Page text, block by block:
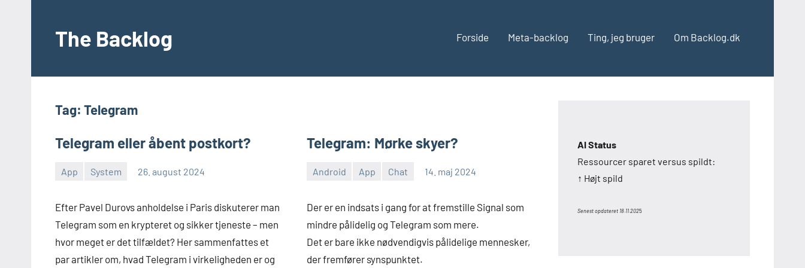
The Backlog Forside Meta-backlog Ting, jeg bruger Om Backlog.dk
Tag: Telegram
Telegram eller åbent postkort?
App System 26. august 2024
Morten
Johansen
Efter Pavel Durovs anholdelse i Paris diskuterer man
Telegram som en krypteret og sikker tjeneste – men
hvor meget er det tilfældet? Her sammenfattes et
par artikler om, hvad Telegram i virkeligheden er og
Telegram: Mørke skyer?
Android App Chat 14. maj 2024
Johansen
Der er en indsats i gang for at fremstille Signal som
mindre pålidelig og Telegram som mere.
Det er bare ikke nødvendigvis pålidelige mennesker,
der fremfører synspunktet.
AI Status
Ressourcer sparet versus spildt:
↑ Højt spild
Senest opdateret 18.11.2025